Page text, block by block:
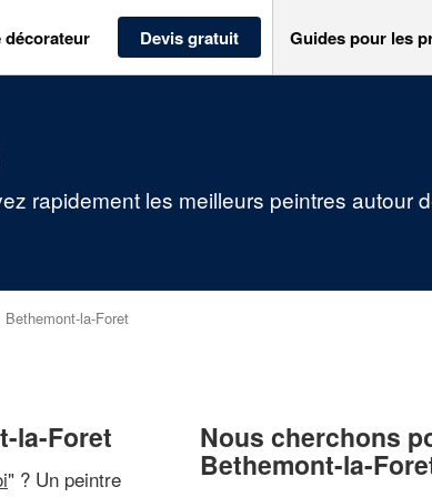
décorateur Devis gratuit Guides pour les
rapidement les meilleurs peintres autour
Bethemont-la-Foret
la-Foret
" ? Un peintre
Nous cherchons
Bethemont-la-